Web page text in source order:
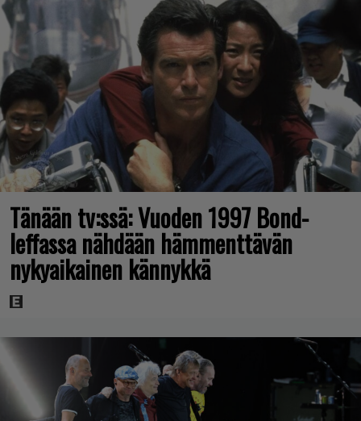
Tänään tv:ssä: Vuoden 1997 Bond-
leffassa nähdään hämmenttävän
nykyaikainen kännykkä